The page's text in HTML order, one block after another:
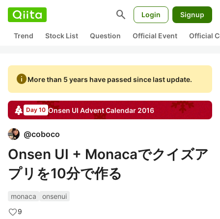
search Login Signup
Trend Stock List Question Official Event Official
infoMore than 5 years have passed since last update.
Day 10 Onsen UI Advent Calendar 2016
@coboco
Onsen UI + Monacaでクイズア
プリを10分で作る
monaca
onsenui
9